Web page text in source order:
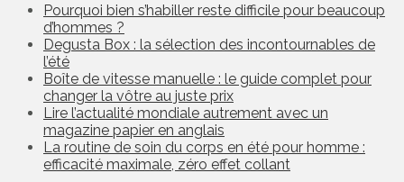
Pourquoi bien s’habiller reste difficile pour beaucoup
d’hommes ?
Degusta Box : la sélection des incontournables de
l’été
Boîte de vitesse manuelle : le guide complet pour
changer la vôtre au juste prix
Lire l’actualité mondiale autrement avec un
magazine papier en anglais
La routine de soin du corps en été pour homme :
efficacité maximale, zéro effet collant